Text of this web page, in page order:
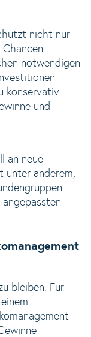
nicht nur
notwendigen
konservativ
und
an neue
unter anderem,
bleiben. Für